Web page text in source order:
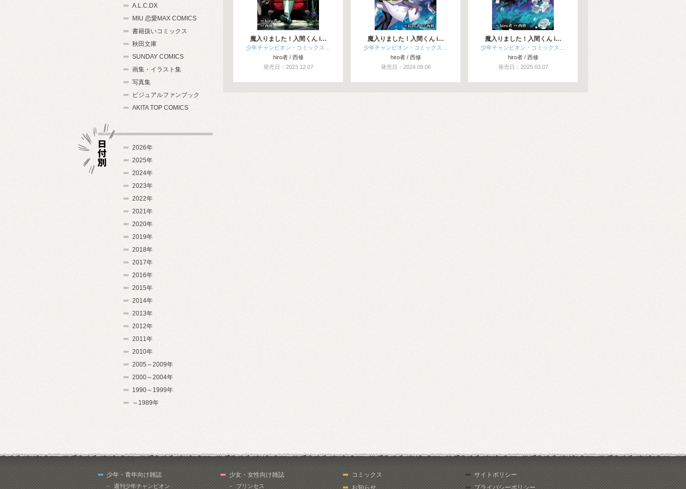
魔入りました！入間くん i…
少年チャンピオン・コミックス…
hiro者 / 西修
発売日：2023.12.07
魔入りました！入間くん i…
少年チャンピオン・コミックス…
hiro者 / 西修
発売日：2024.09.06
魔入りました！入間くん i…
少年チャンピオン・コミックス…
hiro者 / 西修
発売日：2025.03.07
A.L.C.DX
MIU 恋愛MAX COMICS
書籍扱いコミックス
秋田文庫
SUNDAY COMICS
画集・イラスト集
写真集
ビジュアルファンブック
AKITA TOP COMICS
2026年
2025年
2024年
2023年
2022年
2021年
2020年
2019年
2018年
2017年
2016年
2015年
2014年
2013年
2012年
2011年
2010年
2005～2009年
2000～2004年
1990～1999年
～1989年
少年・青年向け雑誌
週刊少年チャンピオン
少女・女性向け雑誌
プリンセス
コミックス
お知らせ
サイトポリシー
プライバシーポリシー